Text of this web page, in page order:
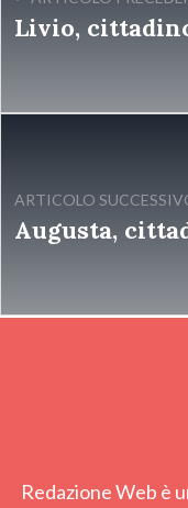
Livio,
ARTICOLO
Augusta,
Redazione Web è